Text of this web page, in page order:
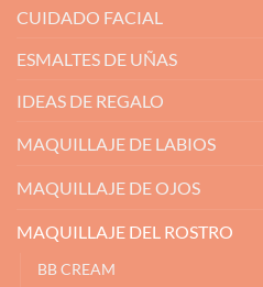
CUIDADO FACIAL
ESMALTES DE UÑAS
IDEAS DE REGALO
MAQUILLAJE DE LABIOS
MAQUILLAJE DE OJOS
MAQUILLAJE DEL ROSTRO
BB CREAM